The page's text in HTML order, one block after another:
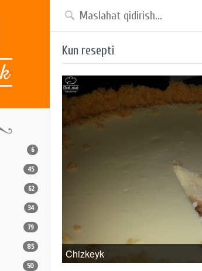
6
45
62
34
79
85
50
Kun resepti
Chizkeyk